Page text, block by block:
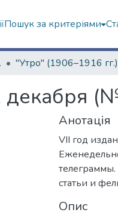
Пошук за критеріями
"Утро" (1906–1916 гг.)
декабря
Анотація
VII год
статьи и
Опис